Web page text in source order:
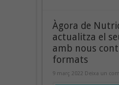
Àgora de
actualitza el
amb nous
formats
9 març 2022 Deixa un